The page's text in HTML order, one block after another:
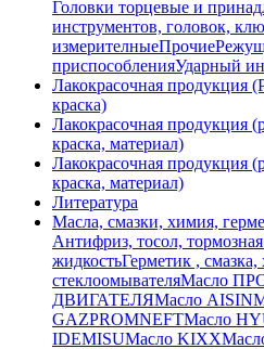
Головки торцевые и
инструментов, головок,
измерителныеПрочие
приспособленияУдарный
Лакокрасочная продукция
краска)
Лакокрасочная продукция
краска, материал)
Лакокрасочная продукция
краска, материал)
Литература
Масла, смазки, химия,
Антифриз, тосол,
жидкостьГерметик ,
стеклоомывателяМасло
ДВИГАТЕЛЯМасло AISIN
GAZPROMNEFTМасло
IDEMISUМасло KIXX